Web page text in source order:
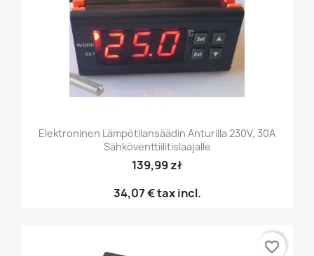
Elektroninen Lämpötilansäädin Anturilla 230V, 30A
Sähköventtiilitislaajalle
139,99 zł
34,07 €tax incl.
favorite_border